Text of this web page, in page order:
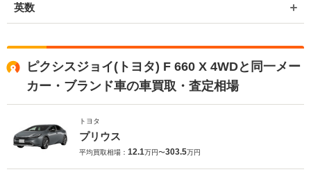
英数
ピクシスジョイ(トヨタ) F 660 X 4WDと同一メー
カー・ブランド車の車買取・査定相場
トヨタ
プリウス
平均買取相場： 12.1万円〜303.5万円